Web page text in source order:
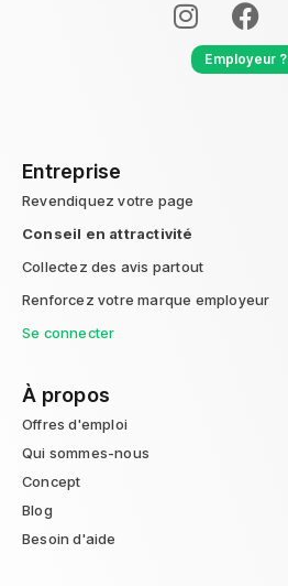
Employeur ?
Entreprise
Revendiquez votre page
Conseil en attractivité
Collectez des avis partout
Renforcez votre marque employeur
Se connecter
À propos
Offres d'emploi
Qui sommes-nous
Concept
Blog
Besoin d'aide